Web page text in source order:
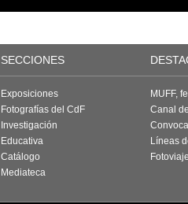
SECCIONES
Exposiciones
Fotografías del CdF
Investigación
Educativa
Catálogo
Mediateca
MUFF,
Canal
Líneas